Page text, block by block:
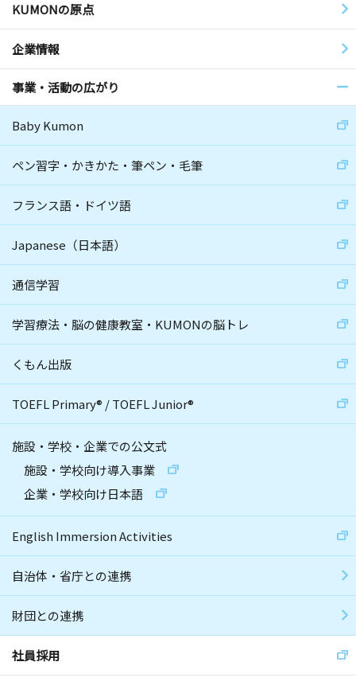
KUMONの原点
企業情報
事業・活動の広がり
Baby Kumon
ペン習字・かきかた・筆ペン・毛筆
フランス語・ドイツ語
Japanese（日本語）
通信学習
学習療法・脳の健康教室・KUMONの脳トレ
くもん出版
TOEFL Primary® /TOEFL Junior®
施設・学校・企業での公文式
施設・学校向け導入事業
企業・学校向け日本語
English Immersion Activities
自治体・省庁との連携
財団との連携
社員採用